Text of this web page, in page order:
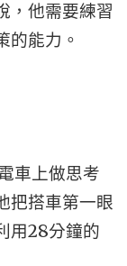
，他需要練習
的能力。
車上做思考
把搭車第一眼
用28分鐘的